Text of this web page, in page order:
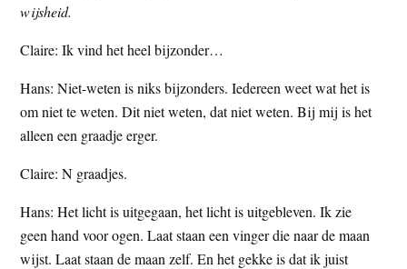
wijsheid.
Claire: Ik vind het heel bijzonder…
Hans: Niet-weten is niks bijzonders. Iedereen weet wat het is
om niet te weten. Dit niet weten, dat niet weten. Bij mij is het
alleen een graadje erger.
Claire: N graadjes.
Hans: Het licht is uitgegaan, het licht is uitgebleven. Ik zie
geen hand voor ogen. Laat staan een vinger die naar de maan
wijst. Laat staan de maan zelf. En het gekke is dat ik juist